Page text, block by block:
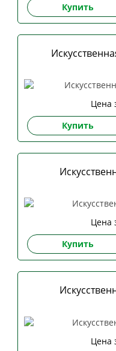
Купить
Цена
Купить
Цена
Купить
Цена